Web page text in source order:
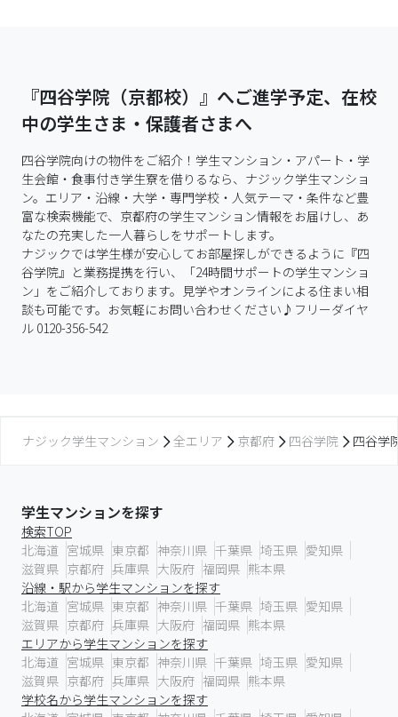
『四谷学院（京都校）』へご進学予定、在校
中の学生さま・保護者さまへ
四谷学院向けの物件をご紹介！学生マンション・アパート・学
生会館・食事付き学生寮を借りるなら、ナジック学生マンショ
ン。エリア・沿線・大学・専門学校・人気テーマ・条件など豊
富な検索機能で、京都府の学生マンション情報をお届けし、あ
なたの充実した一人暮らしをサポートします。
ナジックでは学生様が安心してお部屋探しができるように『四
谷学院』と業務提携を行い、「24時間サポートの学生マンショ
ン」をご紹介しております。見学やオンラインによる住まい相
談も可能です。お気軽にお問い合わせください♪フリーダイヤ
ル 0120-356-542
ナジック学生マンション 全エリア 京都府 四谷学院 四谷学
学生マンションを探す
検索TOP
北海道 宮城県 東京都 神奈川県 千葉県 埼玉県 愛知県
滋賀県 京都府 兵庫県 大阪府 福岡県 熊本県
沿線・駅から学生マンションを探す
北海道 宮城県 東京都 神奈川県 千葉県 埼玉県 愛知県
滋賀県 京都府 兵庫県 大阪府 福岡県 熊本県
エリアから学生マンションを探す
北海道 宮城県 東京都 神奈川県 千葉県 埼玉県 愛知県
滋賀県 京都府 兵庫県 大阪府 福岡県 熊本県
学校名から学生マンションを探す